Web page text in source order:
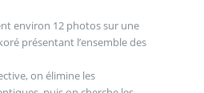
environ 12 photos sur une
présentant l’ensemble des
on élimine les